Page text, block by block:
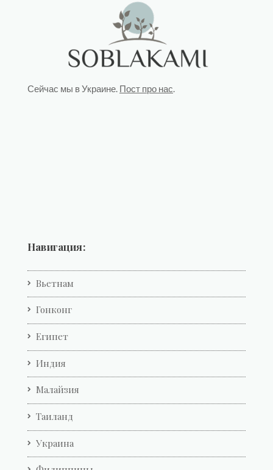
Сейчас мы в Украине. Пост про нас
Навигация:
Вьетнам
Гонконг
Египет
Индия
Малайзия
Таиланд
Украина